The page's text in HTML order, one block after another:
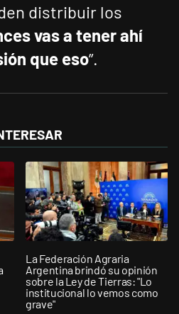
distribuir los
vas a tener ahí
que eso”.
La Federación Agraria
Argentina brindó su opinión
sobre la Ley de Tierras: "Lo
institucional lo vemos como
grave"